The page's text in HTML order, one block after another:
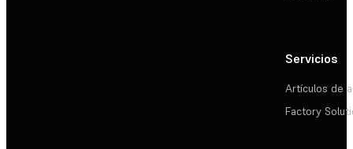
Servicios
Artículos de
Factory